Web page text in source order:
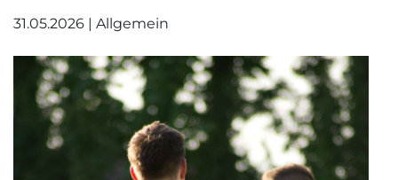
31.05.2026 | Allgemein